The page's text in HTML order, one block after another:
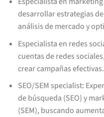
desarrollar estrategias
análisis de mercado y
Especialista en redes
cuentas de redes
crear campañas efectivas.
SEO/SEM specialist:
de búsqueda (SEO) y
(SEM), buscando